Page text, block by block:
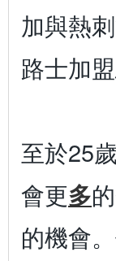
加與熱
路士加
至於25
會更多
的機會